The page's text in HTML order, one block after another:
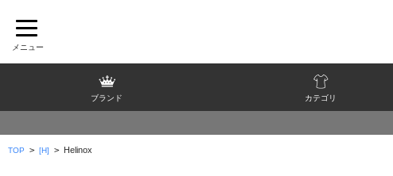
ブランド カテゴリ
TOP > [H] > Helinox